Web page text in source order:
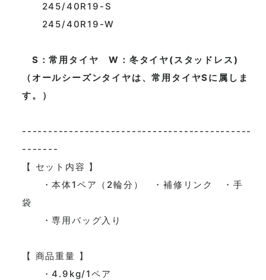
245/40R19-S
245/40R19-W
S：常用タイヤ W：冬タイヤ(スタッドレス)
（オールシーズンタイヤは、常用タイヤSに属しま
す。）
--------------------------------------------
-------
【 セット内容 】
・本体1ペア（2輪分） ・補修リンク ・手
袋
・専用バッグ入り
【 商品重量 】
・4.9kg/1ペア